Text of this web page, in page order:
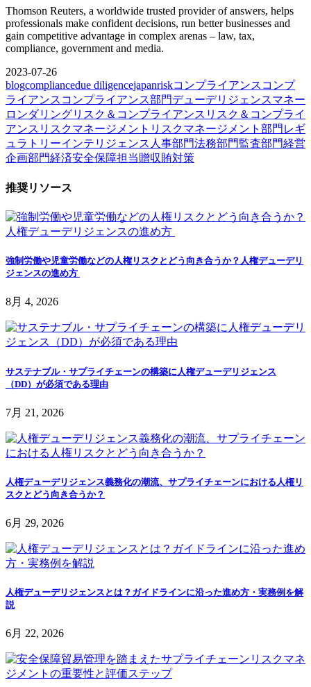
Thomson Reuters, a worldwide trusted provider of answers, helps
professionals make confident decisions, run better businesses and
gain competitive advantage in complex arenas – law, tax,
compliance, government and media.
2023-07-26
blogcompliancedue diligencejapanriskコンプライアンス コンプ
ライアンス コンプライアンス部門デューデリジェンスマネー
ロンダリングリスク＆コンプライアンス リスク＆コンプライ
アンス リスクマネージメント リスクマネージメント部門 レギ
ュラトリーインテリジェンス 人事部門法務部門監査部門経営
企画部門経済安全保障担当贈収賄対策
推奨リソース
強制労働や児童労働などの人権リスクとどう向き合うか？人権デューデリ
ジェンスの進め方
8月 4, 2026
サステナブル・サプライチェーンの構築に人権デューデリジェンス
（DD）が必須である理由
7月 21, 2026
人権デューデリジェンス義務化の潮流、サプライチェーンにおける人権リ
スクとどう向き合うか？
6月 29, 2026
人権デューデリジェンスとは？ガイドラインに沿った進め方・実務例を解
説
6月 22, 2026